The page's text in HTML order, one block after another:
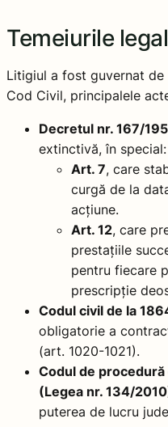
Temeiurile
Litigiul a fost guvernat
Cod Civil, principalele
Decretul nr. 167/
extinctivă, în special:
Art. 7, care
curgă de la
acțiune.
Art. 12, care
prestațiile
pentru fiecare
prescripție
Codul civil de la
obligatorie a
(art. 1020-1021).
Codul de procedură
(Legea nr. 134/
puterea de lucru